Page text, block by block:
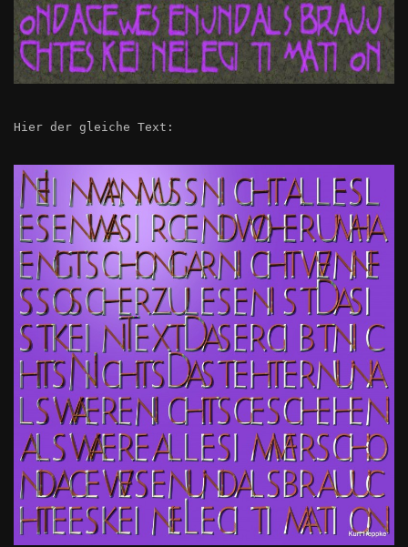
Hier der gleiche Text: